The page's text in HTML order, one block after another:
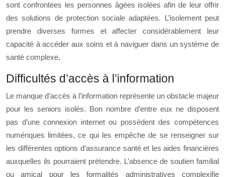
sont confrontées les personnes âgées isolées afin de leur offrir
des solutions de protection sociale adaptées. L’isolement peut
prendre diverses formes et affecter considérablement leur
capacité à accéder aux soins et à naviguer dans un système de
santé complexe.
Difficultés d’accès à l’information
Le manque d’accès à l’information représente un obstacle majeur
pour les seniors isolés. Bon nombre d’entre eux ne disposent
pas d’une connexion internet ou possèdent des compétences
numériques limitées, ce qui les empêche de se renseigner sur
les différentes options d’assurance santé et les aides financières
auxquelles ils pourraient prétendre. L’absence de soutien familial
ou amical pour les formalités administratives complexifie